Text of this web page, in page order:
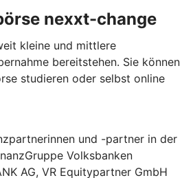
nexxt-change
kleine und mittlere
bereitstehen. Sie können
studieren oder selbst online
und -partner in der
Volksbanken
AG, VR Equitypartner GmbH